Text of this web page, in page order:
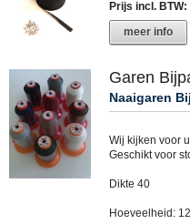
Prijs incl. BTW:
meer info
Garen
Naaigaren
Wij kijken voor
Geschikt voor
Dikte 40
Hoeveelheid: